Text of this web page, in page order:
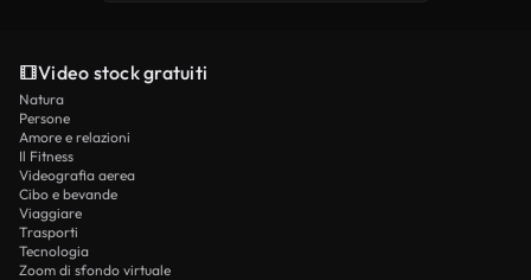
Video stock gratuiti
Natura
Persone
Amore e relazioni
Il Fitness
Videografia aerea
Cibo e bevande
Viaggiare
Trasporti
Tecnologia
Zoom di sfondo virtuale